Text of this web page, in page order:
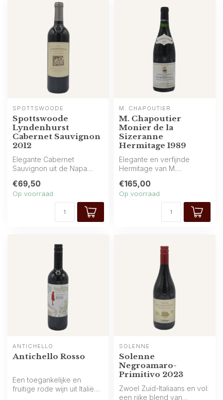
SPOTTSWOODE
Spottswoode
Lyndenhurst
Cabernet Sauvignon
2012
Elegante Cabernet
Sauvignon uit de Napa
Spottswoode Estate...
€69,50
Op voorraad
M. CHAPOUTIER
M. Chapoutier
Monier de la
Sizeranne
Hermitage 1989
Elegante en verfijnde
Hermitage van M.
rood en zwart fru...
€165,00
Op voorraad
ANTICHELLO
Antichello Rosso
Een toegankelijke en
fruitige rode wijn uit Italië
SOLENNE
Solenne
Negroamaro-
Primitivo 2023
Zwoel Zuid-Italiaans en vol:
een rijke blend van